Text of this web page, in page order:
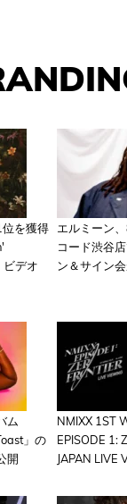
を獲得
ビデオ
エルミーン
コード渋谷
ン＆サイン会
ム
」の
開
NMIXX 1ST
EPISODE 1:
JAPAN LIVE